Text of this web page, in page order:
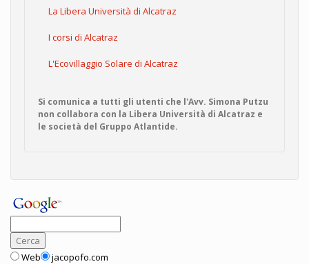
La Libera Università di Alcatraz
I corsi di Alcatraz
L'Ecovillaggio Solare di Alcatraz
Si comunica a tutti gli utenti che l'Avv. Simona Putzu
non collabora con la Libera Università di Alcatraz e
le società del Gruppo Atlantide.
Web jacopofo.com